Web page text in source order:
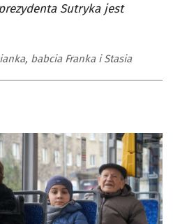
Sutryka jest
babcia Franka i Stasia